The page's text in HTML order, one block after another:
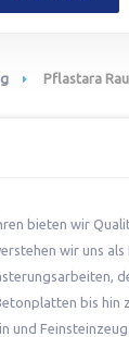
Pflastara
bieten wir
wir uns
bis hin
und